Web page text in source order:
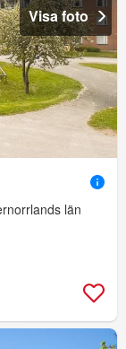
Visa foto
län